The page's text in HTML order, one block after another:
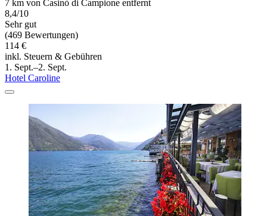
7 km von Casinò di Campione entfernt
8,4/10
Sehr gut
(469 Bewertungen)
114 €
inkl. Steuern & Gebühren
1. Sept.–2. Sept.
Hotel Caroline